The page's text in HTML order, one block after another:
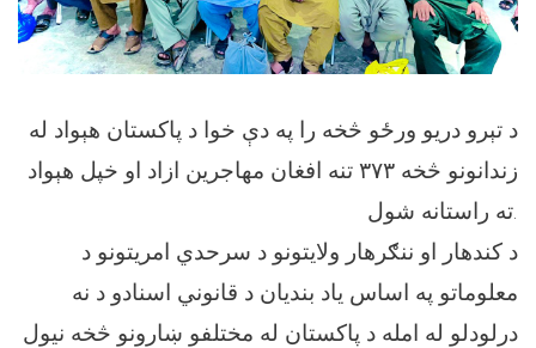
د تېرو دریو ورځو څخه را په دې خوا د پاکستان هېواد له
زندانونو څخه ۳۷۳ تنه افغان مهاجرین ازاد او خپل هېواد
د کندهار او ننګرهار ولایتونو د سرحدي امریتونو د
معلوماتو په اساس یاد بندیان د قانوني اسنادو د نه
درلودلو له امله د پاکستان له مختلفو ښارونو څخه نیول